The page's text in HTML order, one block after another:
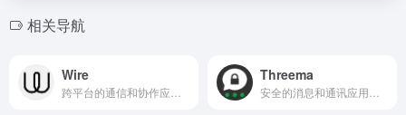
相关导航
Wire Threema